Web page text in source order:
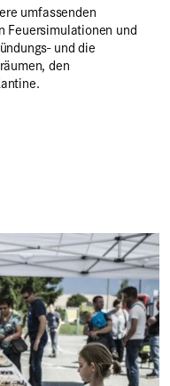
umfassenden
Feuersimulationen und
und die
den